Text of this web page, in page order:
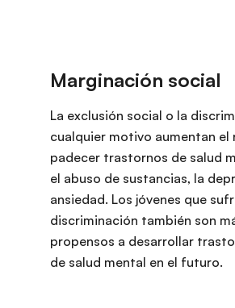
La exclusión social o la
cualquier motivo aumentan el
padecer trastornos de salud
el abuso de sustancias, la
ansiedad. Los jóvenes que
discriminación también son
propensos a desarrollar
de salud mental en el futuro.